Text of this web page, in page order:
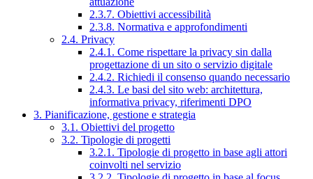
2.3.7. Obiettivi accessibilità
2.3.8. Normativa e approfondimenti
2.4. Privacy
2.4.1. Come rispettare la privacy sin dalla
progettazione di un sito o servizio digitale
2.4.2. Richiedi il consenso quando necessario
2.4.3. Le basi del sito web: architettura,
informativa privacy, riferimenti DPO
3. Pianificazione, gestione e strategia
3.1. Obiettivi del progetto
3.2. Tipologie di progetti
3.2.1. Tipologie di progetto in base agli attori
coinvolti nel servizio